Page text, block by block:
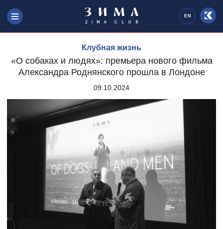
EN
Клубная жизнь
«О собаках и людях»: премьера нового фильма
Александра Роднянского прошла в Лондоне
09.10.2024